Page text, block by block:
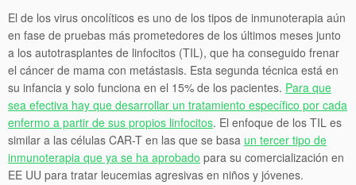
El de los virus oncolíticos es uno de los tipos de inmunoterapia aún
en fase de pruebas más prometedores de los últimos meses junto
a los autotrasplantes de linfocitos (TIL), que ha conseguido frenar
el cáncer de mama con metástasis. Esta segunda técnica está en
su infancia y solo funciona en el 15% de los pacientes. Para que
sea efectiva hay que desarrollar un tratamiento específico por cada
enfermo a partir de sus propios linfocitos. El enfoque de los TIL es
similar a las células CAR-T en las que se basa un tercer tipo de
inmunoterapia que ya se ha aprobado para su comercialización en
EE UU para tratar leucemias agresivas en niños y jóvenes.